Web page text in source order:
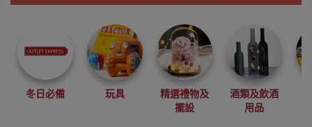
我們每月會固定
尋找最更新、最
潮、有特色而且
優惠的優質產
品，從用家的角
度為你帶來你的
最好選擇。
冬日必備 玩具
精選禮物及
擺設
酒類及飲酒
用品